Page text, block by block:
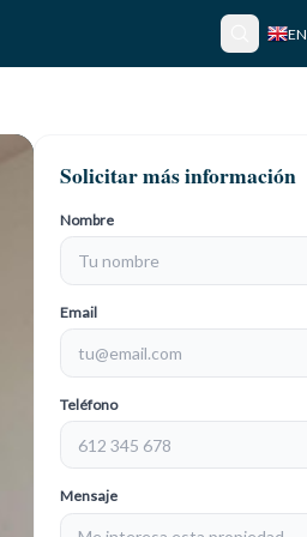
EN
Solicitar más información
Nombre
Email
Teléfono
Mensaje